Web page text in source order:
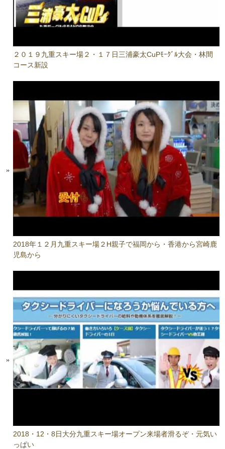
２０１９九重スキー場２・１７日三浦豪太CuPﾓｰｸﾞﾙ大会・林間
コース新設
2018年１２月九重スキー場２H親子で福岡から・香港から宮崎鹿
児島から
2018・12・8日大分九重スキー場オープン来場者滑るぞ・元気い
っぱい